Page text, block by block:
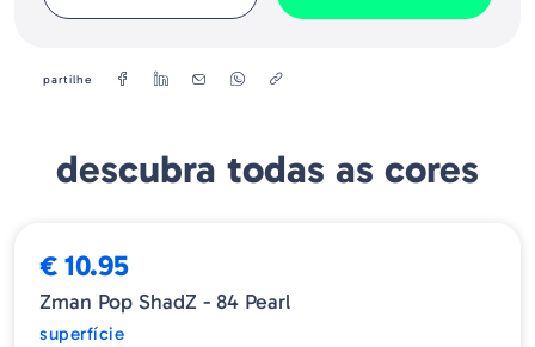
partilhe
descubra todas as cores
€ 10.95
Zman Pop ShadZ - 84 Pearl
superfície